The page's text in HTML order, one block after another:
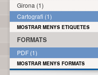
Girona (1)
Cartografi (1)
MOSTRAR MENYS ETIQUETES
FORMATS
PDF (1)
MOSTRAR MENYS FORMATS